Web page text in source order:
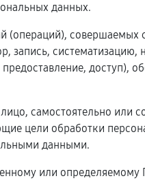
данных.
(операций), совершаемых
запись, систематизацию,
доступ),
самостоятельно или
цели обработки
данными.
или определяемому